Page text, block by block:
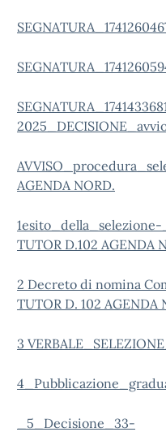
AGENDA NORD.
TUTOR D.102 AGENDA
2 Decreto di nomina
TUTOR D. 102 AGENDA
3
_5_Decisione_33-